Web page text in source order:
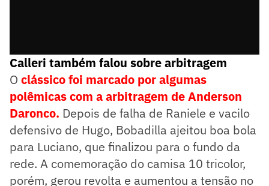
Calleri também falou sobre arbitragem
O clássico foi marcado por algumas
polêmicas com a arbitragem de Anderson
Daronco. Depois de falha de Raniele e vacilo
defensivo de Hugo, Bobadilla ajeitou boa bola
para Luciano, que finalizou para o fundo da
rede. A comemoração do camisa 10 tricolor,
porém, gerou revolta e aumentou a tensão no